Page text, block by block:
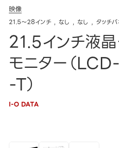
映像
21.5～28インチ なし なし タッチ
21.5インチ液
モニター（
-T）
I-O DATA